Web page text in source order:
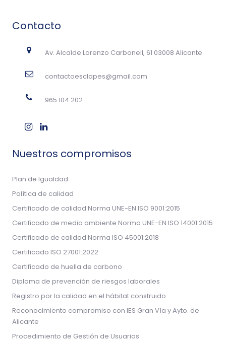
Contacto
Av. Alcalde Lorenzo Carbonell, 61 03008 Alicante
contactoesclapes@gmail.com
965 104 202
Nuestros compromisos
Plan de Igualdad
Política de calidad
Certificado de calidad Norma UNE-EN ISO 9001:2015
Certificado de medio ambiente Norma UNE-EN ISO 14001:2015
Certificado de calidad Norma ISO 45001:2018
Certificado ISO 27001:2022
Certificado de huella de carbono
Diploma de prevención de riesgos laborales
Registro por la calidad en el hábitat construido
Reconocimiento compromiso con IES Gran Vía y Ayto. de
Alicante
Procedimiento de Gestión de Usuarios